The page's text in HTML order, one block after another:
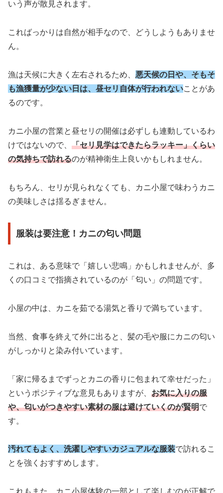
いう声が散見されます。
こればっかりは自然が相手なので、どうしようもありませ
ん。
漁は天候に大きく左右されるため、 悪天候の日や、そもそ
も漁獲量が少ない日は、昼セリ自体が行われないことがあ
るのです。
カニ小屋の営業と昼セリの開催は必ずしも連動しているわ
けではないので、 「セリ見学はできたらラッキー」くらい
の気持ちで訪れるのが精神衛生上良いかもしれません。
もちろん、セリが見られなくても、カニ小屋で味わうカニ
の美味しさは揺るぎません。
服装は要注意！カニの匂い問題
これは、ある意味で「嬉しい悲鳴」かもしれませんが、多
くの口コミで指摘されているのが「匂い」の問題です。
小屋の中は、カニを茹でる湯気と香りで満ちています。
当然、食事を終えて外に出ると、髪の毛や服にカニの匂い
がしっかりと染み付いています。
「家に帰るまでずっとカニの香りに包まれて幸せだった」
というポジティブな意見もありますが、 お気に入りの服
や、匂いがつきやすい素材の服は避けていくのが賢明で
す。
汚れてもよく、洗濯しやすいカジュアルな服装で訪れるこ
とを強くおすすめします。